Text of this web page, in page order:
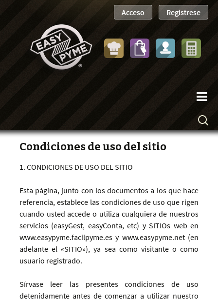
Condiciones de uso del sitio
1. CONDICIONES DE USO DEL SITIO
Esta página, junto con los documentos a los que hace
referencia, establece las condiciones de uso que rigen
cuando usted accede o utiliza cualquiera de nuestros
servicios (easyGest, easyConta, etc) y SITIOs web en
www.easypyme.facilpyme.es y www.easypyme.net (en
adelante el «SITIO»), ya sea como visitante o como
usuario registrado.
Sírvase leer las presentes condiciones de uso
detenidamente antes de comenzar a utilizar nuestro